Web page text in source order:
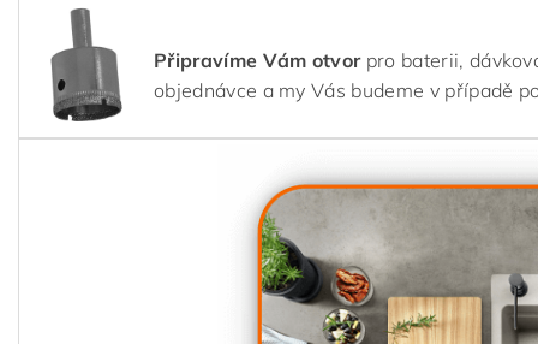
Připravíme Vám otvorpro baterii,
objednávce a my Vás budeme v případě